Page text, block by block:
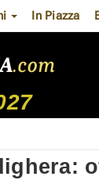
In Piazza